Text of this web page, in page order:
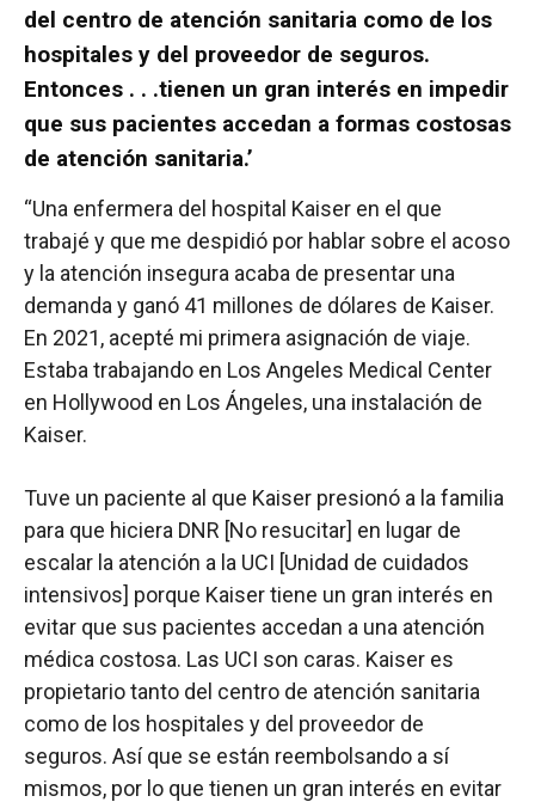
del centro de atención sanitaria como de los
hospitales y del proveedor de seguros.
Entonces . . .tienen un gran interés en impedir
que sus pacientes accedan a formas costosas
de atención sanitaria.’
“Una enfermera del hospital Kaiser en el que
trabajé y que me despidió por hablar sobre el acoso
y la atención insegura acaba de presentar una
demanda y ganó 41 millones de dólares de Kaiser.
En 2021, acepté mi primera asignación de viaje.
Estaba trabajando en Los Angeles Medical Center
en Hollywood en Los Ángeles, una instalación de
Kaiser.
Tuve un paciente al que Kaiser presionó a la familia
para que hiciera DNR [No resucitar] en lugar de
escalar la atención a la UCI [Unidad de cuidados
intensivos] porque Kaiser tiene un gran interés en
evitar que sus pacientes accedan a una atención
médica costosa. Las UCI son caras. Kaiser es
propietario tanto del centro de atención sanitaria
como de los hospitales y del proveedor de
seguros. Así que se están reembolsando a sí
mismos, por lo que tienen un gran interés en evitar